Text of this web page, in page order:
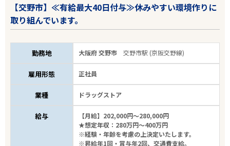
【交野市】≪有給最大40日付与≫休みやすい環境作りに
取り組んでいます。
勤務地 大阪府 交野市交野市駅 (京阪交野線)
雇用形態 正社員
業種 ドラッグストア
給与
【月給】202,000円～280,000円
★想定年収：280万円～400万円
※経験・年齢を考慮の上決定いたします。
※昇給年1回・賞与年2回、交通費支給。